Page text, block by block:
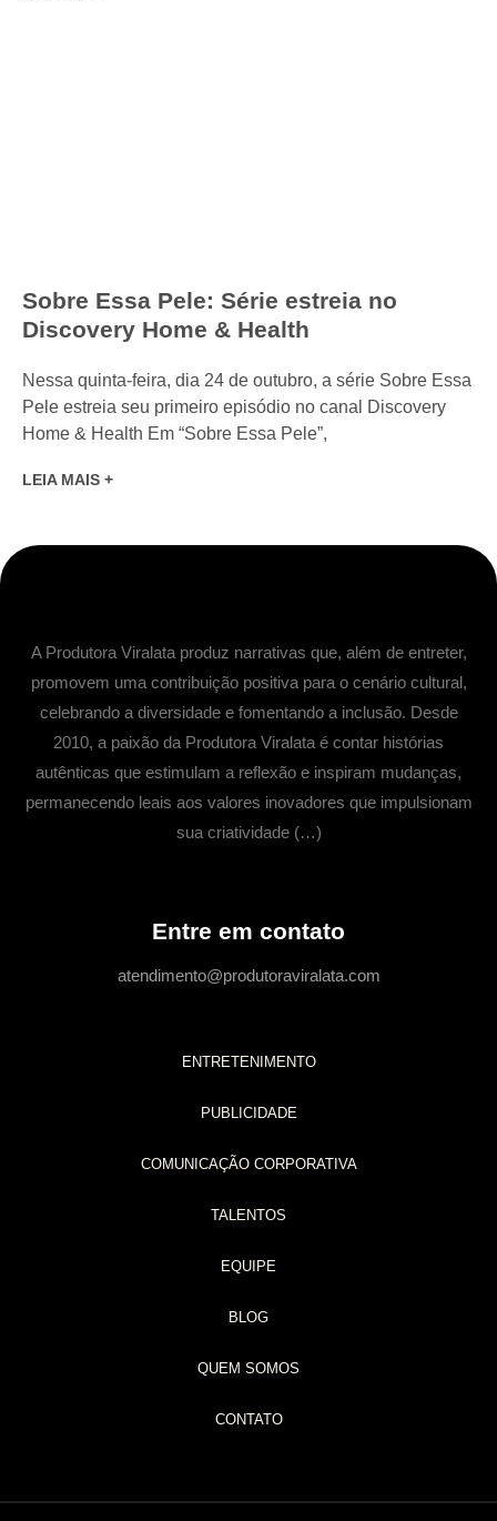
Sobre Essa Pele: Série estreia no
Discovery Home & Health
Nessa quinta-feira, dia 24 de outubro, a série Sobre Essa
Pele estreia seu primeiro episódio no canal Discovery
Home & Health Em “Sobre Essa Pele”,
LEIA MAIS +
A Produtora Viralata produz narrativas que, além de entreter,
promovem uma contribuição positiva para o cenário cultural,
celebrando a diversidade e fomentando a inclusão. Desde
2010, a paixão da Produtora Viralata é contar histórias
autênticas que estimulam a reflexão e inspiram mudanças,
permanecendo leais aos valores inovadores que impulsionam
sua criatividade (…)
ENTRETENIMENTO
PUBLICIDADE
COMUNICAÇÃO CORPORATIVA
TALENTOS
EQUIPE
BLOG
QUEM SOMOS
CONTATO
Entre em contato
atendimento@produtoraviralata.com